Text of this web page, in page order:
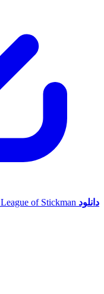
League of Stickman نسخه عادی